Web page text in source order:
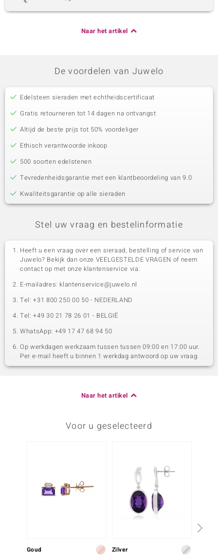
Naar het artikel
De voordelen van Juwelo
Edelsteen sieraden met echtheidscertificaat
Gratis retourneren tot 14 dagen na ontvangst
Altijd de beste prijs tot 50% voordeliger
Ethisch verantwoorde inkoop
500 soorten edelstenen
Tevredenheidsgarantie met een klantbeoordeling van 9.0
Kwaliteitsgarantie op alle sieraden
Stel uw vraag en bestelinformatie
Heeft u een vraag over een sieraad, bestelling of service van
Juwelo? Bekijk dan onze VEELGESTELDE VRAGEN of neem
contact op met onze klantenservice via:
E-mailadres: klantenservice@juwelo.nl
Tel: +31 800 250 00 50 - NEDERLAND
Tel: +49 30 21 78 26 01 - BELGIË
WhatsApp: +49 17 47 68 94 50
Op werkdagen werkzaam tussen tussen 09:00 en 17:00 uur.
Per e-mail heeft u binnen 1 werkdag antwoord op uw vraag.
Naar het artikel
Voor u geselecteerd
Goud Zilver